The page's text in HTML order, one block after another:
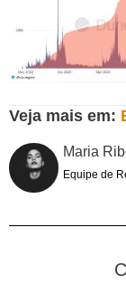
Veja mais em:
Maria
Equipe de